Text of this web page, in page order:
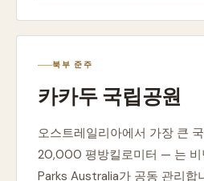
북부 준주
카카두 국립공원
오스트레일리아에서 가장 큰
20,000 평방킬로미터 — 는 비
Parks Australia가 공동 관리합